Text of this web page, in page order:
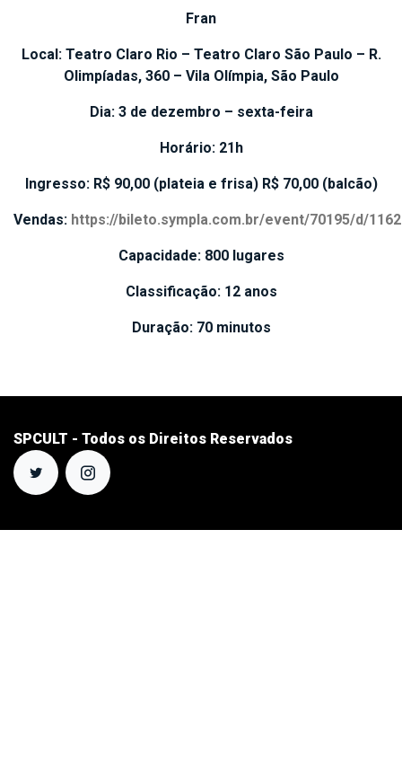
Fran
Local: Teatro Claro Rio – Teatro Claro São Paulo – R.
Olimpíadas, 360 – Vila Olímpia, São Paulo
Dia: 3 de dezembro – sexta-feira
Horário: 21h
Ingresso: R$ 90,00 (plateia e frisa) R$ 70,00 (balcão)
Vendas: https://bileto.sympla.com.br/event/70195/d/
Capacidade: 800 lugares
Classificação: 12 anos
Duração: 70 minutos
SPCULT - Todos os Direitos Reservados